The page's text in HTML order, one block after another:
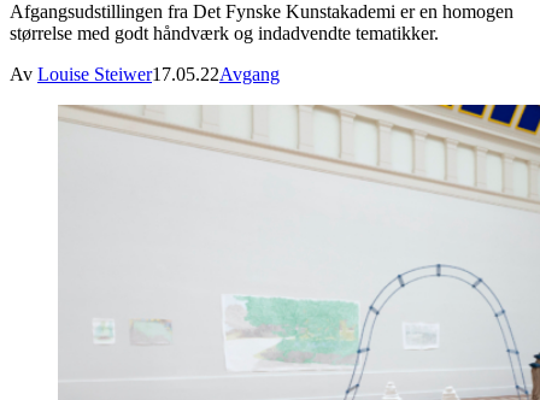
Afgangsudstillingen fra Det Fynske Kunstakademi er en homogen
størrelse med godt håndværk og indadvendte tematikker.
Av Louise Steiwer17.05.22Avgang